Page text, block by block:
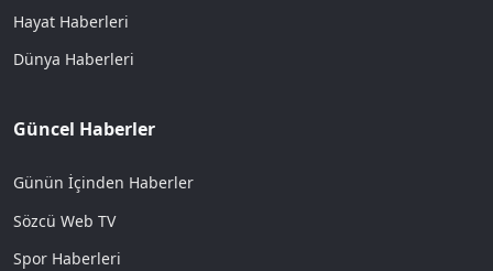
Hayat Haberleri
Dünya Haberleri
Güncel Haberler
Günün İçinden Haberler
Sözcü Web TV
Spor Haberleri